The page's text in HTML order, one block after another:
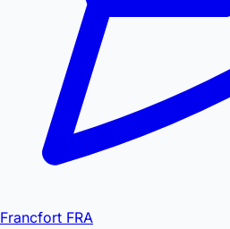
Francfort FRA